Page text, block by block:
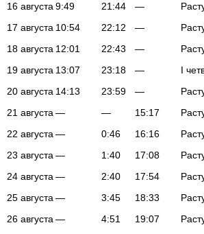
16 августа 9:49 21:44 —
17 августа 10:54 22:12 —
18 августа 12:01 22:43 —
19 августа 13:07 23:18 —
I
20 августа 14:13 23:59 —
21 августа — — 15:17
22 августа — 0:46 16:16
23 августа — 1:40 17:08
24 августа — 2:40 17:54
25 августа — 3:45 18:33
26 августа — 4:51 19:07